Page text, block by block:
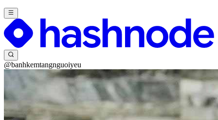
@banhkemtangnguoiyeu